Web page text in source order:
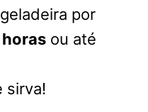
por
ou até
sirva!